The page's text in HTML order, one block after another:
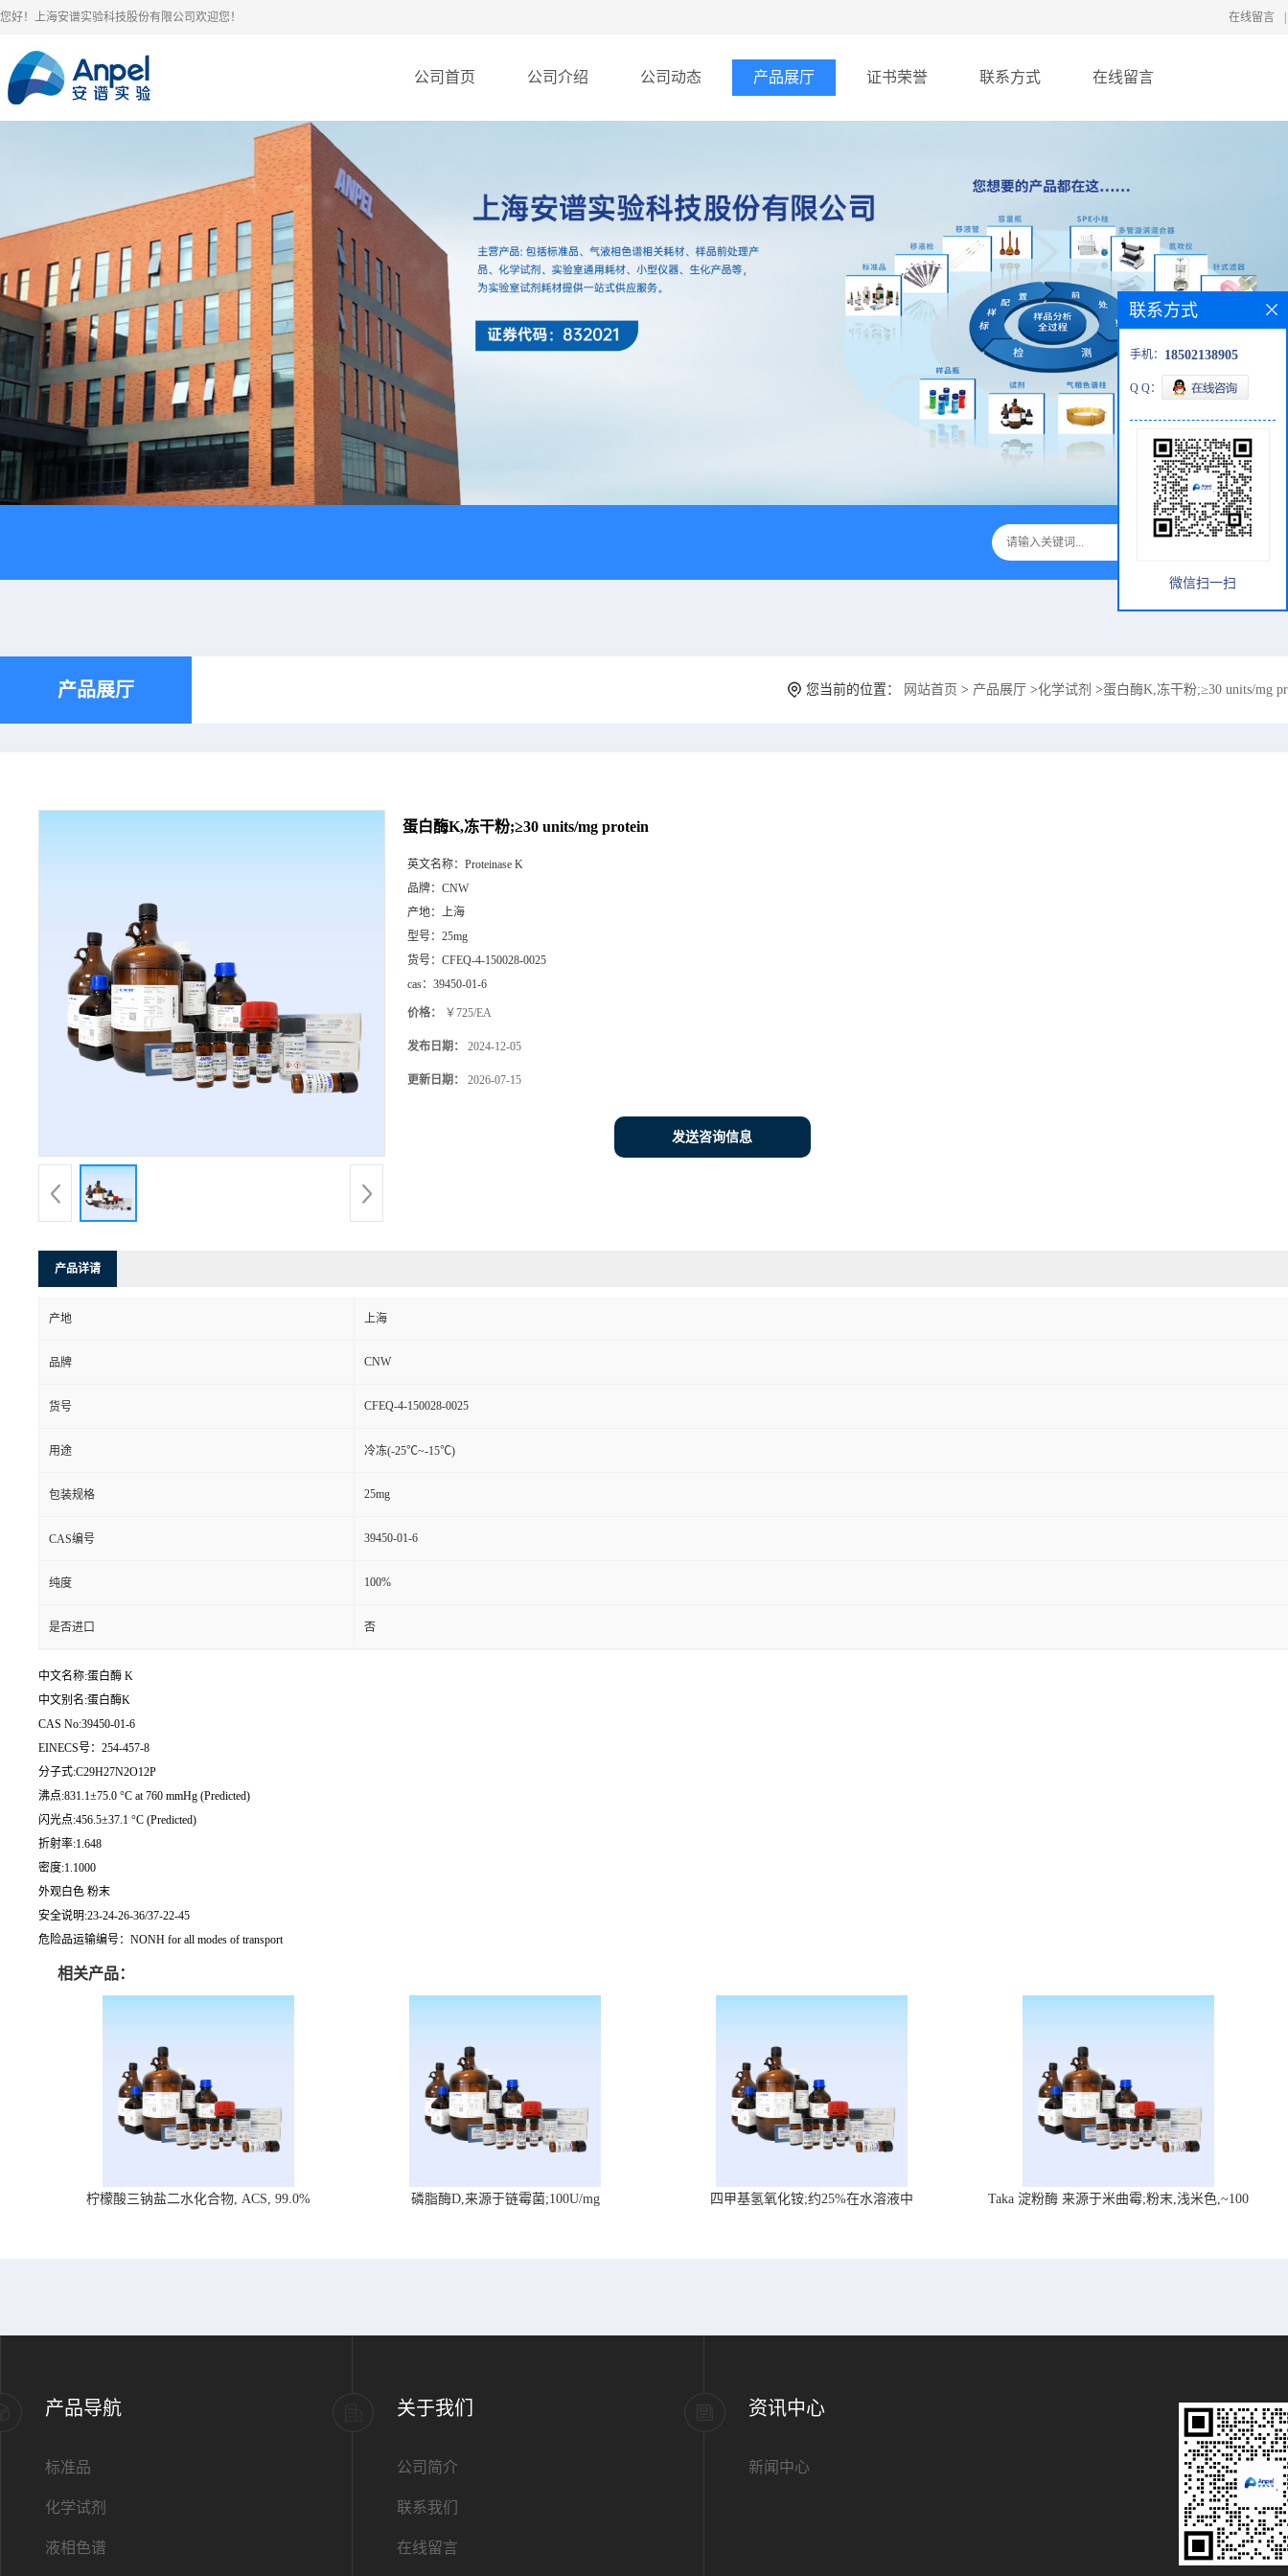
您好！上海安谱实验科技股份有限公司欢迎您！ 在线留言
公司首页 公司介绍 公司动态 产品展厅 证书荣誉 联系方式 在线留言
产品展厅 您当前的位置： 网站首页 > 产品展厅 >化学试剂 >蛋白酶K,冻干粉;≥30 units/mg
蛋白酶K,冻干粉;≥30 units/mg protein
英文名称： Proteinase K
品牌： CNW
产地： 上海
型号： 25mg
货号： CFEQ-4-150028-0025
cas： 39450-01-6
价格： ￥725/EA
发布日期： 2024-12-05
更新日期： 2026-07-15
发送咨询信息
产品详请
产地 上海
品牌 CNW
货号 CFEQ-4-150028-0025
用途 冷冻(-25℃~-15℃)
包装规格 25mg
CAS编号 39450-01-6
纯度 100%
是否进口 否
中文名称:蛋白酶 K
中文别名:蛋白酶K
CAS No:39450-01-6
EINECS号：254-457-8
分子式:C29H27N2O12P
沸点:831.1±75.0 °C at 760 mmHg (Predicted)
闪光点:456.5±37.1 °C (Predicted)
折射率:1.648
密度:1.1000
外观白色 粉末
安全说明:23-24-26-36/37-22-45
危险品运输编号：NONH for all modes of transport
相关产品：
柠檬酸三钠盐二水化合物, ACS, 99.0% 磷脂酶D,来源于链霉菌;100U/mg 四甲基氢氧化铵;约25%在水溶液中
Taka 淀粉酶 来源于米曲霉;粉末,浅米色,~100
联系方式
手机： 18502138905
Q Q：
微信扫一扫
产品导航
标准品
化学试剂
液相色谱
关于我们
公司简介
联系我们
在线留言
资讯中心
新闻中心